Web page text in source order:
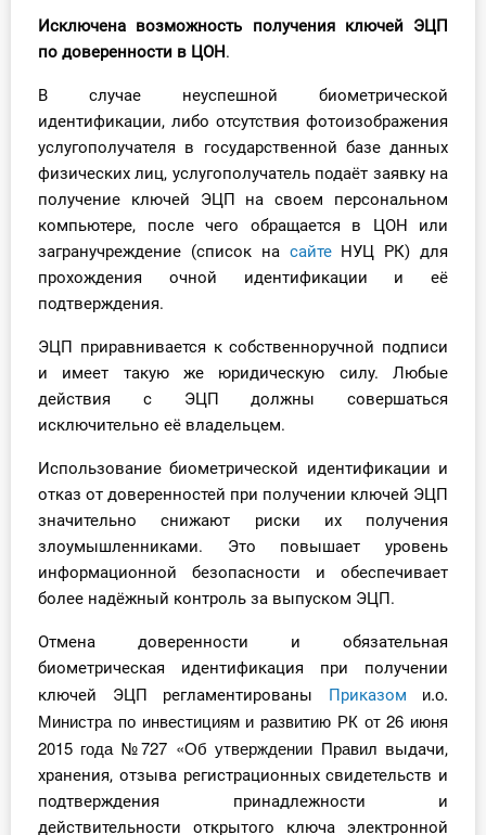
Участник ВЭД
Кадры. Труд. Зарплата.
Учет по отраслям
Юридический помощник
Интернет-магазин
Тарифы
Исключена возможность получения ключей ЭЦП
по доверенности в ЦОН .
В случае неуспешной биометрической
идентификации, либо отсутствия фотоизображения
услугополучателя в государственной базе данных
физических лиц, услугополучатель подаёт заявку на
получение ключей ЭЦП на своем персональном
компьютере, после чего обращается в ЦОН или
загранучреждение (список на сайтеНУЦ РК) для
прохождения очной идентификации и её
подтверждения.
ЭЦП приравнивается к собственноручной подписи
и имеет такую же юридическую силу. Любые
действия с ЭЦП должны совершаться
исключительно её владельцем.
Использование биометрической идентификации и
отказ от доверенностей при получении ключей ЭЦП
значительно снижают риски их получения
злоумышленниками. Это повышает уровень
информационной безопасности и обеспечивает
более надёжный контроль за выпуском ЭЦП.
Отмена доверенности и обязательная
биометрическая идентификация при получении
ключей ЭЦП регламентированы
Приказом
и.о.
Министра по инвестициям и развитию РК от 26 июня
2015 года №727 «Об утверждении Правил выдачи,
хранения, отзыва регистрационных свидетельств и
подтверждения принадлежности и
действительности открытого ключа электронной